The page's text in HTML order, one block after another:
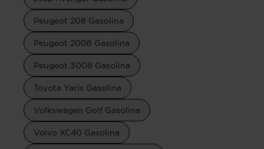
Peugeot 208 Gasolina
Peugeot 2008 Gasolina
Peugeot 3008 Gasolina
Toyota Yaris Gasolina
Volkswagen Golf Gasolina
Volvo XC40 Gasolina